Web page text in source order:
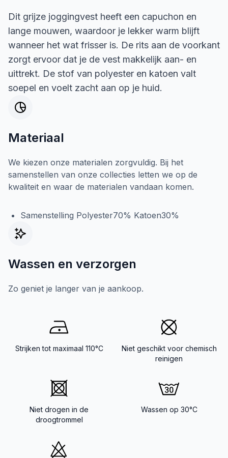
Dit grijze joggingvest heeft een capuchon en
lange mouwen, waardoor je lekker warm blijft
wanneer het wat frisser is. De rits aan de voorkant
zorgt ervoor dat je de vest makkelijk aan- en
uittrekt. De stof van polyester en katoen valt
soepel en voelt zacht aan op je huid.
Materiaal
We kiezen onze materialen zorgvuldig. Bij het
samenstellen van onze collecties letten we op de
kwaliteit en waar de materialen vandaan komen.
Samenstelling Polyester70% Katoen30%
Wassen en verzorgen
Zo geniet je langer van je aankoop.
Strijken tot maximaal 110°C
Niet geschikt voor chemisch
reinigen
Niet drogen in de
droogtrommel
Wassen op 30°C